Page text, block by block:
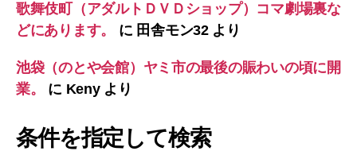
歌舞伎町（アダルトＤＶＤショップ）コマ劇場裏な
どにあります。
に 田舎モン32より
池袋（のとや会館）ヤミ市の最後の賑わいの頃に開
業。
に Kenyより
条件を指定して検索